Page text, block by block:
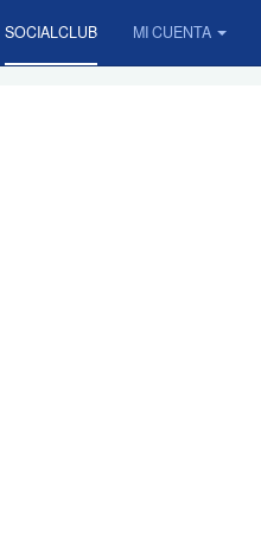
SOCIALCLUB MI CUENTA